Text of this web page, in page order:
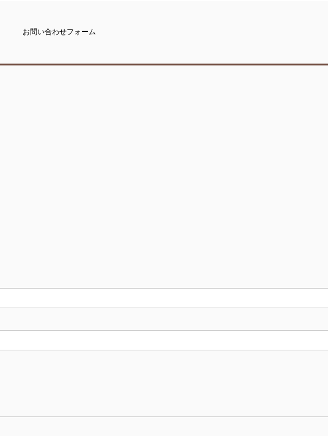
お問い合わせフォーム